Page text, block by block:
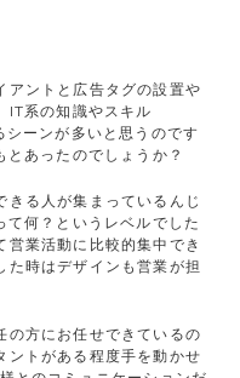
アントと広告タグの設置や
IT系の知識やスキル
ーンが多いと思うのです
あったのでしょうか？
きる人が集まっているんじ
何？というレベルでした
業活動に比較的集中でき
た時はデザインも営業が担
の方にお任せできているの
ントがある程度手を動かせ